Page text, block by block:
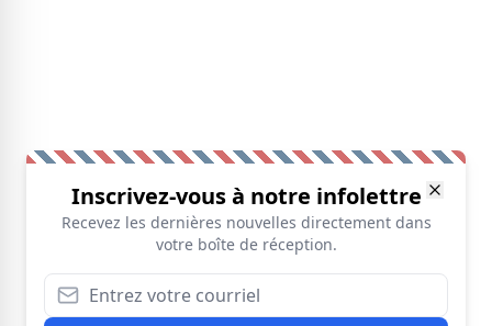
Inscrivez-vous à notre infolettre
Recevez les dernières nouvelles directement dans
votre boîte de réception.